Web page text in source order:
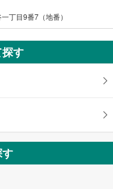
丁目9番7（地番）
す